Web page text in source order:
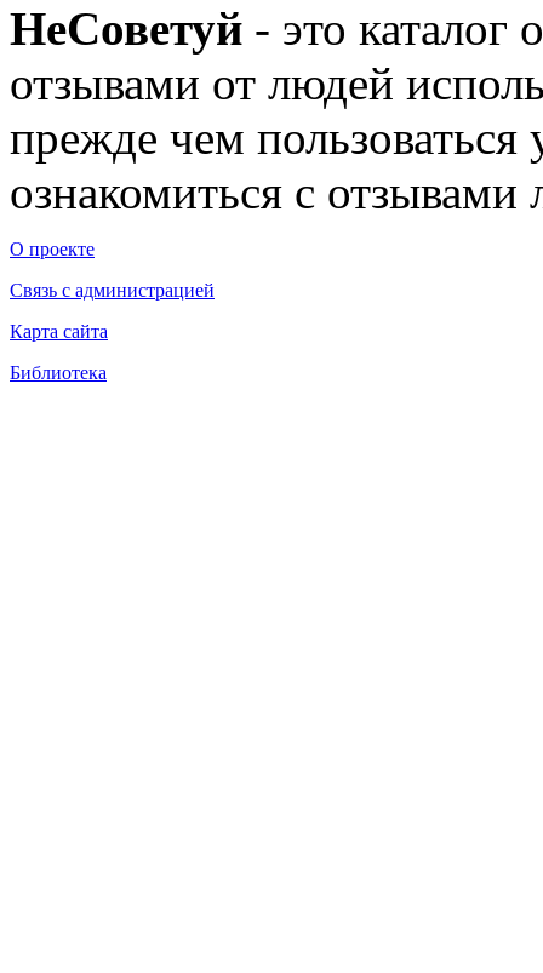
НеСоветуй - это каталог
отзывами от людей
прежде чем
ознакомиться с отзывами
О проекте
Связь с администрацией
Карта сайта
Библиотека